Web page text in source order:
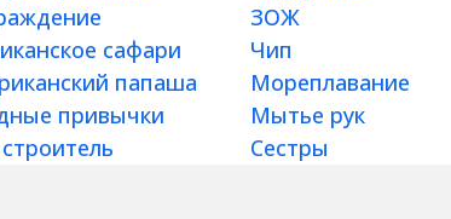
ЗОЖ
сафари Чип
папаша Мореплавание
привычки Мытье рук
Сестры